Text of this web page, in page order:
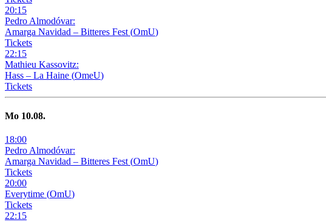
20:15
Pedro Almodóvar:
Amarga Navidad – Bitteres Fest (OmU)
Tickets
22:15
Mathieu Kassovitz:
Hass – La Haine (OmeU)
Tickets
Mo 10.08.
18:00
Pedro Almodóvar:
Amarga Navidad – Bitteres Fest (OmU)
Tickets
20:00
Everytime (OmU)
Tickets
22:15